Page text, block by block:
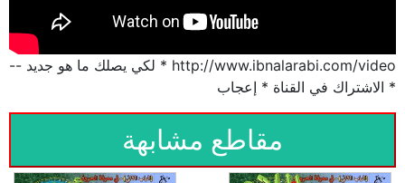
http://www.ibnalarabi.com/video * لكي يصلك ما هو جديد --
* الاشتراك في القناة * إعجاب
مقاطع مشابهة